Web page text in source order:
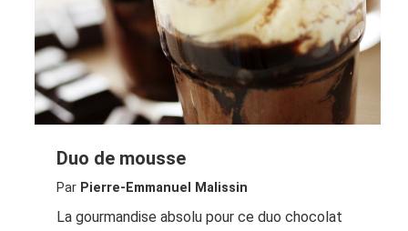
Duo de mousse
Par Pierre-Emmanuel Malissin
La gourmandise absolu pour ce duo chocolat